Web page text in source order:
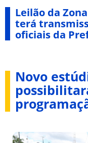
Leilão da
terá
oficiais da
Novo